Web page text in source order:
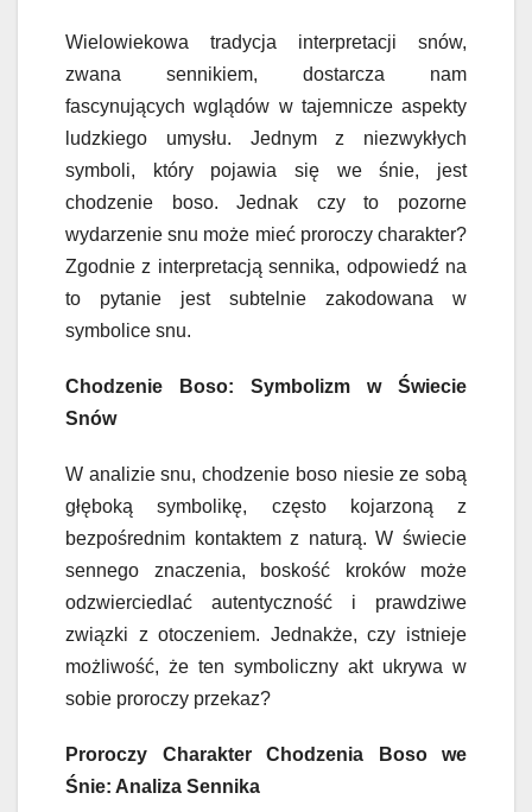
Wielowiekowa tradycja interpretacji snów,
zwana sennikiem, dostarcza nam
fascynujących wglądów w tajemnicze aspekty
ludzkiego umysłu. Jednym z niezwykłych
symboli, który pojawia się we śnie, jest
chodzenie boso. Jednak czy to pozorne
wydarzenie snu może mieć proroczy charakter?
Zgodnie z interpretacją sennika, odpowiedź na
to pytanie jest subtelnie zakodowana w
symbolice snu.
Chodzenie Boso: Symbolizm w Świecie
Snów
W analizie snu, chodzenie boso niesie ze sobą
głęboką symbolikę, często kojarzoną z
bezpośrednim kontaktem z naturą. W świecie
sennego znaczenia, boskość kroków może
odzwierciedlać autentyczność i prawdziwe
związki z otoczeniem. Jednakże, czy istnieje
możliwość, że ten symboliczny akt ukrywa w
sobie proroczy przekaz?
Proroczy Charakter Chodzenia Boso we
Śnie: Analiza Sennika